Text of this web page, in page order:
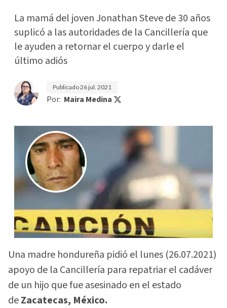
La mamá del joven Jonathan Steve de 30 años
suplicó a las autoridades de la Cancillería que
le ayuden a retornar el cuerpo y darle el
último adiós
Publicado26 jul. 2021
Por: Maira Medina
Una madre hondureña pidió el lunes (26.07.2021)
apoyo de la Cancillería para repatriar el cadáver
de un hijo que fue asesinado en el estado
deZacatecas, México.